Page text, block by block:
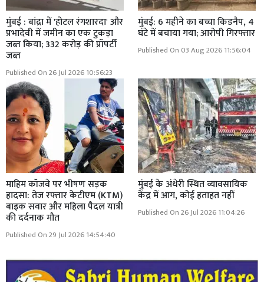
मुंबई : बांद्रा में 'होटल रंगशारदा' और
प्रभादेवी में जमीन का एक टुकड़ा
जब्त किया; 332 करोड़ की प्रॉपर्टी
जब्त
Published On 26 Jul 2026 10:56:23
मुंबई: 6 महीने का बच्चा किडनैप, 4
घंटे में बचाया गया; आरोपी गिरफ्तार
Published On 03 Aug 2026 11:56:04
माहिम कॉजवे पर भीषण सड़क
हादसा: तेज रफ्तार केटीएम (KTM)
बाइक सवार और महिला पैदल यात्री
की दर्दनाक मौत
Published On 29 Jul 2026 14:54:40
मुंबई के अंधेरी स्थित व्यावसायिक
केंद्र में आग, कोई हताहत नहीं
Published On 26 Jul 2026 11:04:26